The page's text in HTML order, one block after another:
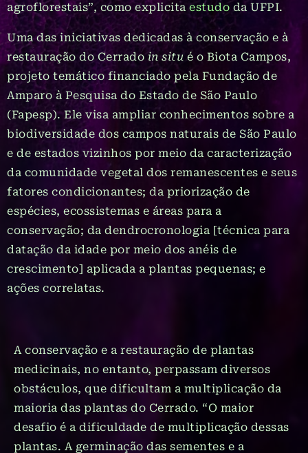
agroflorestais”, como explicita estudo da UFPI.
Uma das iniciativas dedicadas à conservação e à
restauração do Cerradoin situ é o Biota Campos,
projeto temático financiado pela Fundação de
Amparo à Pesquisa do Estado de São Paulo
(Fapesp). Ele visa ampliar conhecimentos sobre a
biodiversidade dos campos naturais de São Paulo
e de estados vizinhos por meio da caracterização
da comunidade vegetal dos remanescentes e seus
fatores condicionantes; da priorização de
espécies, ecossistemas e áreas para a
conservação; da dendrocronologia [técnica para
datação da idade por meio dos anéis de
crescimento] aplicada a plantas pequenas; e
ações correlatas.
A conservação e a restauração de plantas
medicinais, no entanto, perpassam diversos
obstáculos, que dificultam a multiplicação da
maioria das plantas do Cerrado. “O maior
desafio é a dificuldade de multiplicação dessas
plantas. A germinação das sementes e a